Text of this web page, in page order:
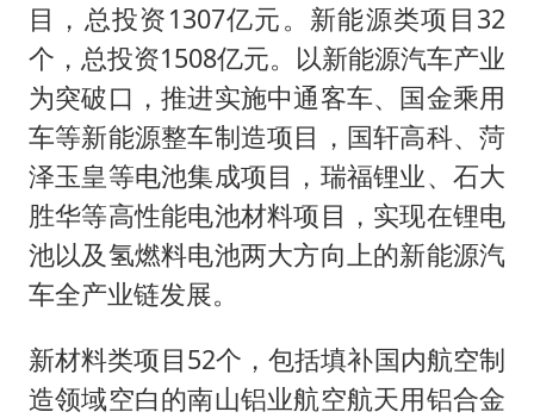
目，总投资1307亿元。新能源类项目32
个，总投资1508亿元。以新能源汽车产业
为突破口，推进实施中通客车、国金乘用
车等新能源整车制造项目，国轩高科、菏
泽玉皇等电池集成项目，瑞福锂业、石大
胜华等高性能电池材料项目，实现在锂电
池以及氢燃料电池两大方向上的新能源汽
车全产业链发展。
新材料类项目52个，包括填补国内航空制
造领域空白的南山铝业航空航天用铝合金